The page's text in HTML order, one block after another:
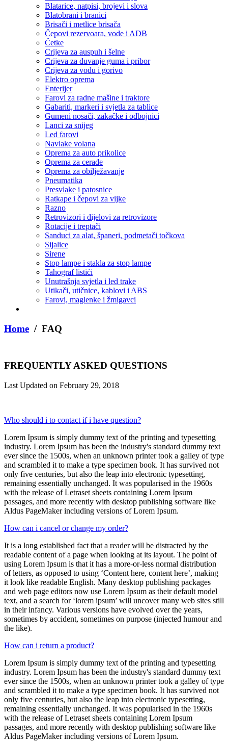
Blatarice, natpisi, brojevi i slova
Blatobrani i branici
Brisači i metlice brisača
Čepovi rezervoara, vode i ADB
Četke
Crijeva za auspuh i šelne
Crijeva za duvanje guma i pribor
Crijeva za vodu i gorivo
Elektro oprema
Enterijer
Farovi za radne mašine i traktore
Gabariti, markeri i svjetla za tablice
Gumeni nosači, zakačke i odbojnici
Lanci za snijeg
Led farovi
Navlake volana
Oprema za auto prikolice
Oprema za cerade
Oprema za obilježavanje
Pneumatika
Presvlake i patosnice
Ratkape i čepovi za vijke
Razno
Retrovizori i dijelovi za retrovizore
Rotacije i treptači
Sanduci za alat, španeri, podmetači točkova
Sijalice
Sirene
Stop lampe i stakla za stop lampe
Tahograf listići
Unutrašnja svjetla i led trake
Utikači, utičnice, kablovi i ABS
Farovi, maglenke i žmigavci
Home / FAQ
FREQUENTLY ASKED QUESTIONS
Last Updated on February 29, 2018
Who should i to contact if i have question?
Lorem Ipsum is simply dummy text of the printing and typesetting
industry. Lorem Ipsum has been the industry's standard dummy text
ever since the 1500s, when an unknown printer took a galley of type
and scrambled it to make a type specimen book. It has survived not
only five centuries, but also the leap into electronic typesetting,
remaining essentially unchanged. It was popularised in the 1960s
with the release of Letraset sheets containing Lorem Ipsum
passages, and more recently with desktop publishing software like
Aldus PageMaker including versions of Lorem Ipsum.
How can i cancel or change my order?
It is a long established fact that a reader will be distracted by the
readable content of a page when looking at its layout. The point of
using Lorem Ipsum is that it has a more-or-less normal distribution
of letters, as opposed to using ‘Content here, content here’, making
it look like readable English. Many desktop publishing packages
and web page editors now use Lorem Ipsum as their default model
text, and a search for ‘lorem ipsum’ will uncover many web sites still
in their infancy. Various versions have evolved over the years,
sometimes by accident, sometimes on purpose (injected humour and
the like).
How can i return a product?
Lorem Ipsum is simply dummy text of the printing and typesetting
industry. Lorem Ipsum has been the industry's standard dummy text
ever since the 1500s, when an unknown printer took a galley of type
and scrambled it to make a type specimen book. It has survived not
only five centuries, but also the leap into electronic typesetting,
remaining essentially unchanged. It was popularised in the 1960s
with the release of Letraset sheets containing Lorem Ipsum
passages, and more recently with desktop publishing software like
Aldus PageMaker including versions of Lorem Ipsum.